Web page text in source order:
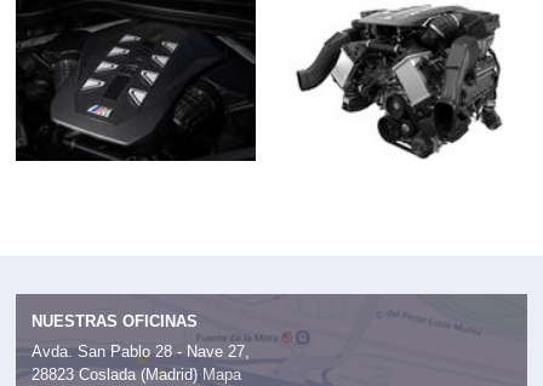
NUESTRAS OFICINAS
Avda. San Pablo 28 - Nave 27,
28823 Coslada (Madrid) Mapa